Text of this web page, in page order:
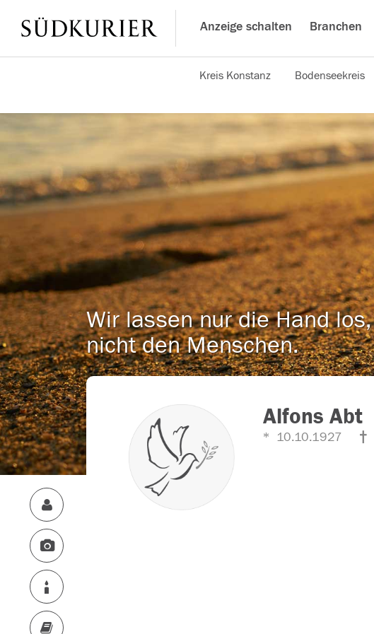
Anzeige schalten Branchen
Kreis Konstanz Bodenseekreis
Wir lassen nur die Hand los,
nicht den Menschen.
Alfons Abt
10.10.1927